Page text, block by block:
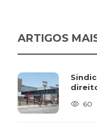
ARTIGOS
60